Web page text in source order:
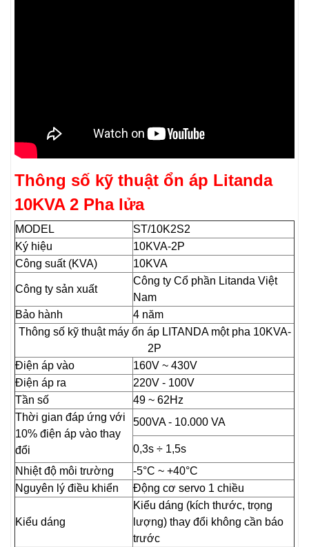
Thông số kỹ thuật ổn áp Litanda
10KVA 2 Pha lửa
MODEL
ST/10K2S2
Ký hiệu
10KVA-2P
Công suất (KVA)
10KVA
Công ty sản xuất
Công ty Cổ phần Litanda Việt
Nam
Bảo hành
4 năm
Thông số kỹ thuật máy ổn áp LITANDA một pha 10KVA-
2P
Điện áp vào
160V ~ 430V
Điện áp ra
220V - 100V
Tần số
49 ~ 62Hz
Thời gian đáp ứng với
10% điện áp vào thay
đổi
500VA - 10.000 VA
0,3s ÷ 1,5s
Nhiệt độ môi trường
-5°C ~ +40°C
Nguyên lý điều khiển
Động cơ servo 1 chiều
Kiểu dáng
Kiểu dáng (kích thước, trọng
lượng) thay đổi không cần báo
trước